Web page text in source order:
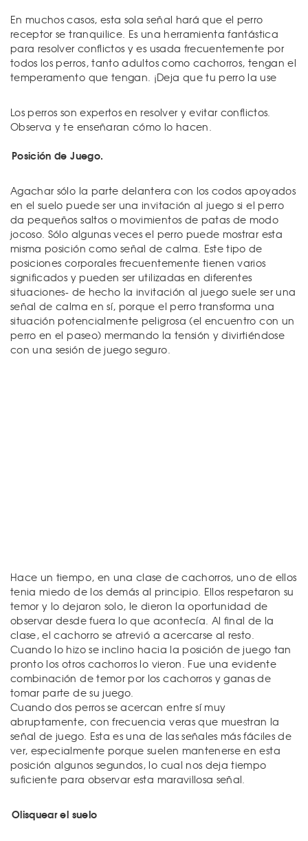
En muchos casos, esta sola señal hará que el perro
receptor se tranquilice. Es una herramienta fantástica
para resolver conflictos y es usada frecuentemente por
todos los perros, tanto adultos como cachorros, tengan el
temperamento que tengan. ¡Deja que tu perro la use
Los perros son expertos en resolver y evitar conflictos.
Observa y te enseñaran cómo lo hacen.
Posición de Juego.
Agachar sólo la parte delantera con los codos apoyados
en el suelo puede ser una invitación al juego si el perro
da pequeños saltos o movimientos de patas de modo
jocoso. Sólo algunas veces el perro puede mostrar esta
misma posición como señal de calma. Este tipo de
posiciones corporales frecuentemente tienen varios
significados y pueden ser utilizadas en diferentes
situaciones- de hecho la invitación al juego suele ser una
señal de calma en sí, porque el perro transforma una
situación potencialmente peligrosa (el encuentro con un
perro en el paseo) mermando la tensión y divirtiéndose
con una sesión de juego seguro.
Hace un tiempo, en una clase de cachorros, uno de ellos
tenia miedo de los demás al principio. Ellos respetaron su
temor y lo dejaron solo, le dieron la oportunidad de
observar desde fuera lo que acontecía. Al final de la
clase, el cachorro se atrevió a acercarse al resto.
Cuando lo hizo se inclino hacia la posición de juego tan
pronto los otros cachorros lo vieron. Fue una evidente
combinación de temor por los cachorros y ganas de
tomar parte de su juego.
Cuando dos perros se acercan entre sí muy
abruptamente, con frecuencia veras que muestran la
señal de juego. Esta es una de las señales más fáciles de
ver, especialmente porque suelen mantenerse en esta
posición algunos segundos, lo cual nos deja tiempo
suficiente para observar esta maravillosa señal.
Olisquear el suelo